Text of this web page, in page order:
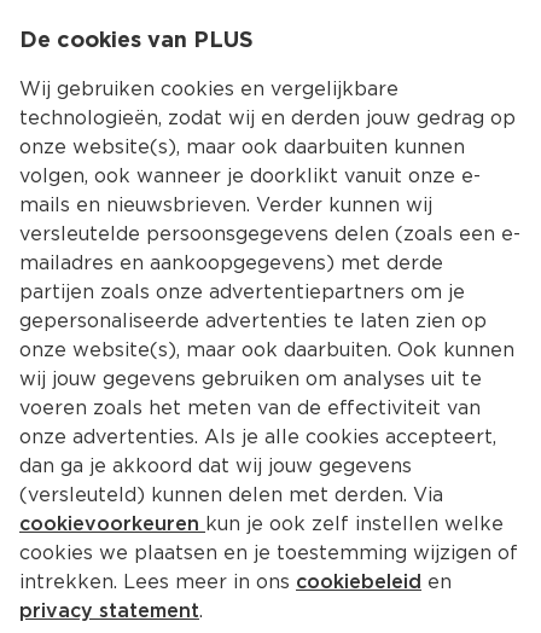
Kies jouw
De lekkerste recepten met
basilicum
Basilicum is een kruid dat veel gebruikt wordt in de
Italiaanse keuken. Van salade caprese,
zelfgemaakte tomatensaus en pasta met basilicum:
je kunt er alle kanten mee op. De sterke geur en
De cookies van PLUS
Wij gebruiken cookies en vergelijkbare
technologieën, zodat wij en derden jouw gedrag op
onze website(s), maar ook daarbuiten kunnen
volgen, ook wanneer je doorklikt vanuit onze e-
mails en nieuwsbrieven. Verder kunnen wij
versleutelde persoonsgegevens delen (zoals een e-
mailadres en aankoopgegevens) met derde
partijen zoals onze advertentiepartners om je
gepersonaliseerde advertenties te laten zien op
onze website(s), maar ook daarbuiten. Ook kunnen
wij jouw gegevens gebruiken om analyses uit te
voeren zoals het meten van de effectiviteit van
onze advertenties. Als je alle cookies accepteert,
dan ga je akkoord dat wij jouw gegevens
(versleuteld) kunnen delen met derden. Via
cookievoorkeuren kun je ook zelf instellen welke
cookies we plaatsen en je toestemming wijzigen of
intrekken. Lees meer in ons cookiebeleid en
privacy statement.